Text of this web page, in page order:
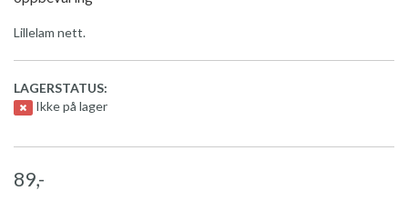
Lillelam nett.
LAGERSTATUS:
Ikke på lager
89,-